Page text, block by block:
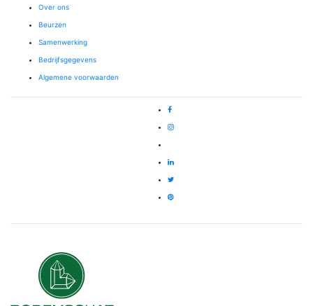
Over ons
Beurzen
Samenwerking
Bedrijfsgegevens
Algemene voorwaarden